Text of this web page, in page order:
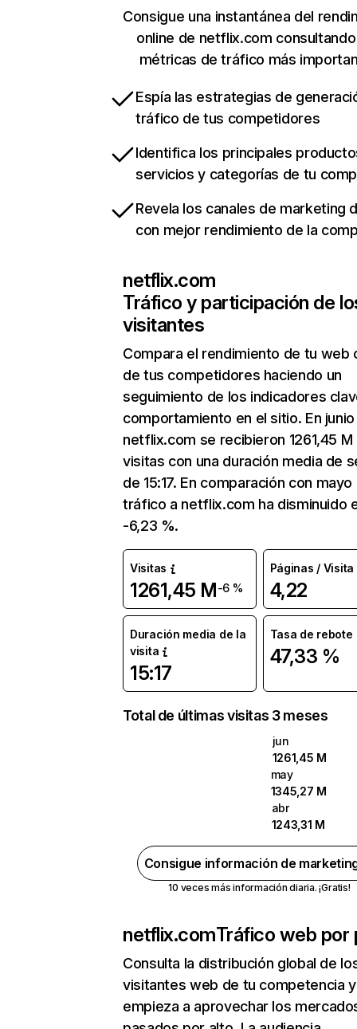
Consigue una instantánea del
online de netflix.com
métricas de tráfico más
Espía las estrategias de
tráfico de tus competidores
Identifica los principales
servicios y categorías de tu
Revela los canales de marketing
con mejor rendimiento de la
netflix.com
Tráfico y participación de
visitantes
Compara el rendimiento de tu web
de tus competidores haciendo un
seguimiento de los indicadores
comportamiento en el sitio. En junio
netflix.com se recibieron 1261,45 M
visitas con una duración media de
de 15:17. En comparación con mayo
tráfico a netflix.com ha disminuido
-6,23 %.
Visitas
1261,45 M-6 %
Páginas / Visita
4,22
Duración media de la
visita
15:17
Tasa de rebote
47,33 %
Total de últimas visitas 3 meses
jun
1261,45 M
may
1345,27 M
abr
1243,31 M
Consigue información de
10 veces más información diaria. ¡Gratis!
netflix.comTráfico web por
Consulta la distribución global de
visitantes web de tu competencia y
empieza a aprovechar los